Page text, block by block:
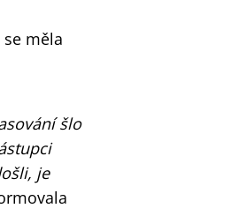
měla
šlo
je